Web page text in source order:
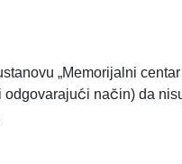
„Memorijalni
odgovarajući način) da